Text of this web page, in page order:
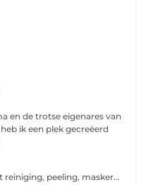
Een frisse boost voor de huid met reiniging, peeling, masker en dagcrème. Ideaal voor een gezonde, stralende glow.